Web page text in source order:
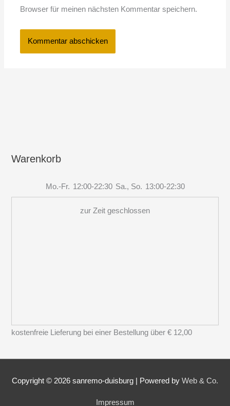
Browser für meinen nächsten Kommentar speichern.
Warenkorb
Mo.-Fr. 12:00-22:30 Sa., So. 13:00-22:30
zur Zeit geschlossen
kostenfreie Lieferung bei einer Bestellung über€ 12,00
Copyright © 2026 sanremo-duisburg Powered by Web & Co.
Impressum